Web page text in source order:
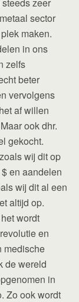
sector
maken.
in ons
zelfs
beter
vervolgens
af willen
ook dhr.
gekocht.
wij dit op
en aandelen
wij dit al een
altijd op.
wordt
en
medische
de wereld
in
Zo ook wordt